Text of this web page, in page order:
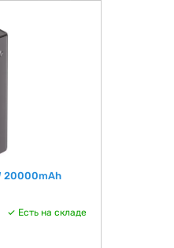
20000mAh
Есть на складе